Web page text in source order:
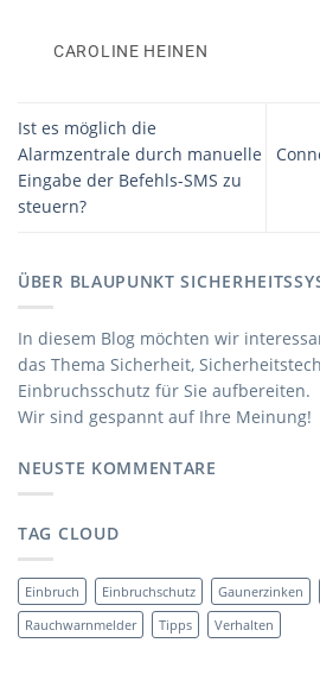
CAROLINE HEINEN
Ist es möglich die
Alarmzentrale durch manuelle
Eingabe der Befehls-SMS zu
steuern?
ÜBER BLAUPUNKT
In diesem Blog möchten wir
das Thema Sicherheit,
Einbruchsschutz für Sie aufbereiten.
Wir sind gespannt auf Ihre Meinung!
NEUSTE KOMMENTARE
TAG CLOUD
Einbruch Einbruchschutz Gaunerzinken
Rauchwarnmelder
Tipps Verhalten